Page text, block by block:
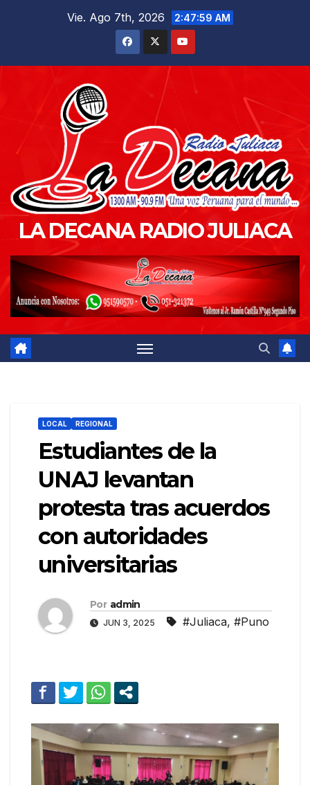
Vie. Ago 7th, 2026 2:48:00 AM
LA DECANA RADIO JULIACA
LOCAL REGIONAL
Estudiantes de la
UNAJ levantan
protesta tras acuerdos
con autoridades
universitarias
Por admin
JUN 3, 2025 #Juliaca, #Puno